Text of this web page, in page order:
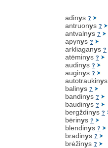
adinys ?
antruonys ?
antvalnys ?
apynys ?
arkliaganys ?
atėminys ?
audinys ?
auginys ?
autotraukinys
balinys ?
bandinys ?
baudinys ?
bergždinys ?
bėrinys ?
blendinys ?
bradinys ?
brėžinys ?